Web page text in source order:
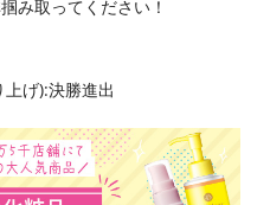
み取ってください！
げ):決勝進出